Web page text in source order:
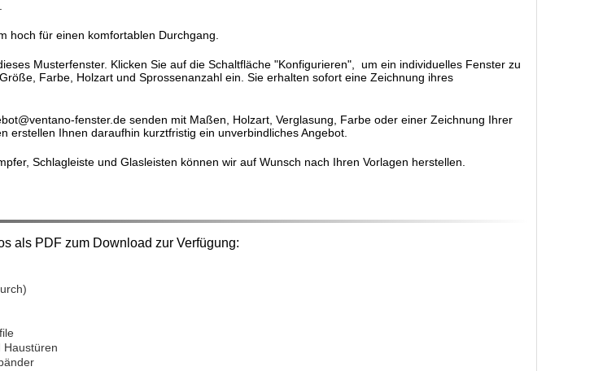
hoch für einen komfortablen Durchgang.
Musterfenster. Klicken Sie auf die Schaltfläche "Konfigurieren", um ein individuelles Fenster zu
Farbe, Holzart und Sprossenanzahl ein. Sie erhalten sofort eine Zeichnung ihres
fenster.de senden mit Maßen, Holzart, Verglasung, Farbe oder einer Zeichnung Ihrer
erstellen Ihnen daraufhin kurztfristig ein unverbindliches Angebot.
Schlagleiste und Glasleisten können wir auf Wunsch nach Ihren Vorlagen herstellen.
als PDF zum Download zur Verfügung:
Haustüren